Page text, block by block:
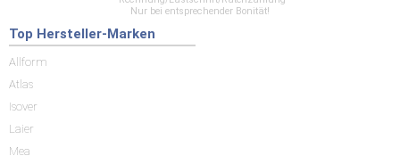
Nur bei entsprechender Bonität!
Top Hersteller-Marken
Allform
Atlas
Isover
Laier
Mea